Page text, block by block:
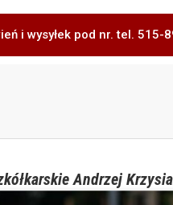
i wysyłek pod nr. tel. 515-
Andrzej